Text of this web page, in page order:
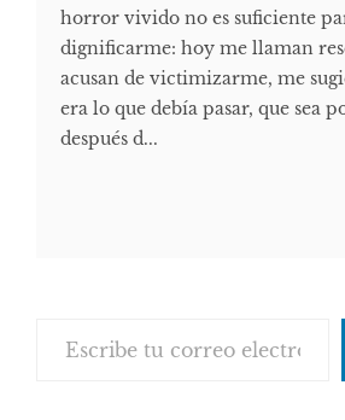
horror vivido no es suficiente
dignificarme: hoy me llaman
acusan de victimizarme, me
era lo que debía pasar, que sea
después d...